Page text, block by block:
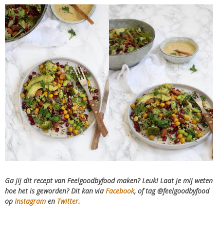
Ga jij dit recept van Feelgoodbyfood maken? Leuk! Laat je mij weten
hoe het is geworden? Dit kan via Facebook, of tag @feelgoodbyfood
op Instagram en Twitter.